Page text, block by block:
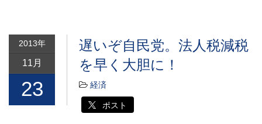
2013年
11月
23
遅いぞ自民党。法人税減税
を早く大胆に！
経済
ポスト